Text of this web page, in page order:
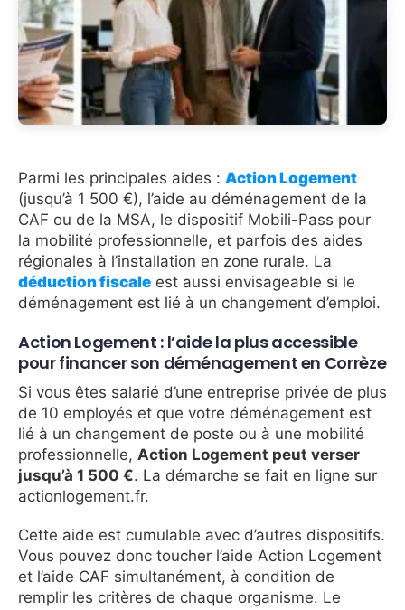
Parmi les principales aides : Action Logement
(jusqu’à 1 500 €), l’aide au déménagement de la
CAF ou de la MSA, le dispositif Mobili-Pass pour
la mobilité professionnelle, et parfois des aides
régionales à l’installation en zone rurale. La
déduction fiscale est aussi envisageable si le
déménagement est lié à un changement d’emploi.
Action Logement : l’aide la plus accessible
pour financer son déménagement en Corrèze
Si vous êtes salarié d’une entreprise privée de plus
de 10 employés et que votre déménagement est
lié à un changement de poste ou à une mobilité
professionnelle, Action Logement peut verser
jusqu’à 1 500 €. La démarche se fait en ligne sur
actionlogement.fr.
Cette aide est cumulable avec d’autres dispositifs.
Vous pouvez donc toucher l’aide Action Logement
et l’aide CAF simultanément, à condition de
remplir les critères de chaque organisme. Le